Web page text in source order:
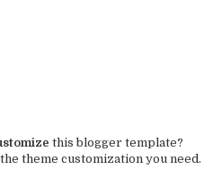
this blogger template?
theme customization you need.